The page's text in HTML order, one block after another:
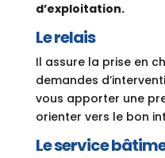
d’exploitation.
Le relais
Il assure la prise en
demandes
vous apporter une
orienter vers le bon
Le service